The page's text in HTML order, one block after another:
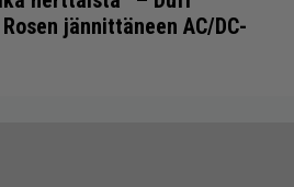
jännittäneen AC/DC-